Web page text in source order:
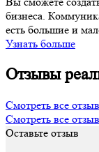
бизнеса.
есть большие и
Узнать больше
Отзывы
Смотреть все
Смотреть все
Оставьте отзыв